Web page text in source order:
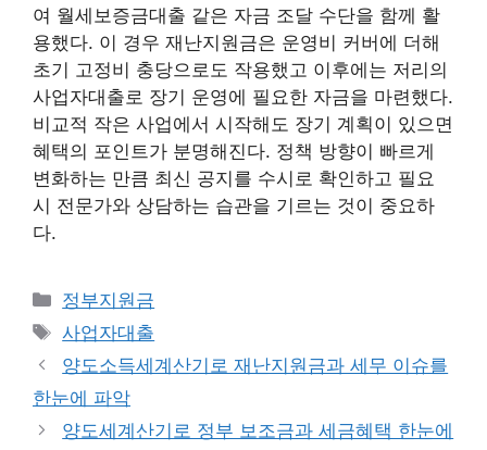
여 월세보증금대출 같은 자금 조달 수단을 함께 활
용했다. 이 경우 재난지원금은 운영비 커버에 더해
초기 고정비 충당으로도 작용했고 이후에는 저리의
사업자대출로 장기 운영에 필요한 자금을 마련했다.
비교적 작은 사업에서 시작해도 장기 계획이 있으면
혜택의 포인트가 분명해진다. 정책 방향이 빠르게
변화하는 만큼 최신 공지를 수시로 확인하고 필요
시 전문가와 상담하는 습관을 기르는 것이 중요하
다.
카
테
고
리
정부지원금
태
그
사업자대출
양도소득세계산기로 재난지원금과 세무 이슈를
한눈에 파악
양도세계산기로 정부 보조금과 세금혜택 한눈에